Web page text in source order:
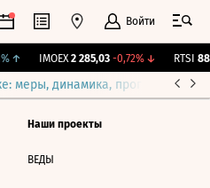
Войти
↑ IMOEX 2 285,03 -0,72%↓ RTSI
меры, динамика, прогнозы
Наши проекты
ВЕДЫ